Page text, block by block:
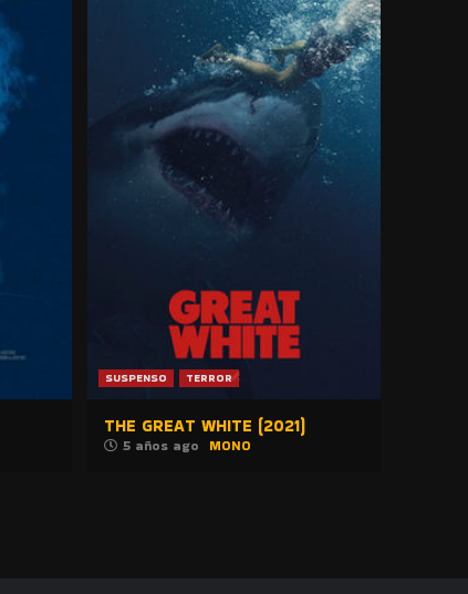
SUSPENSO TERROR
THE GREAT WHITE (2021)
5 años ago MONO